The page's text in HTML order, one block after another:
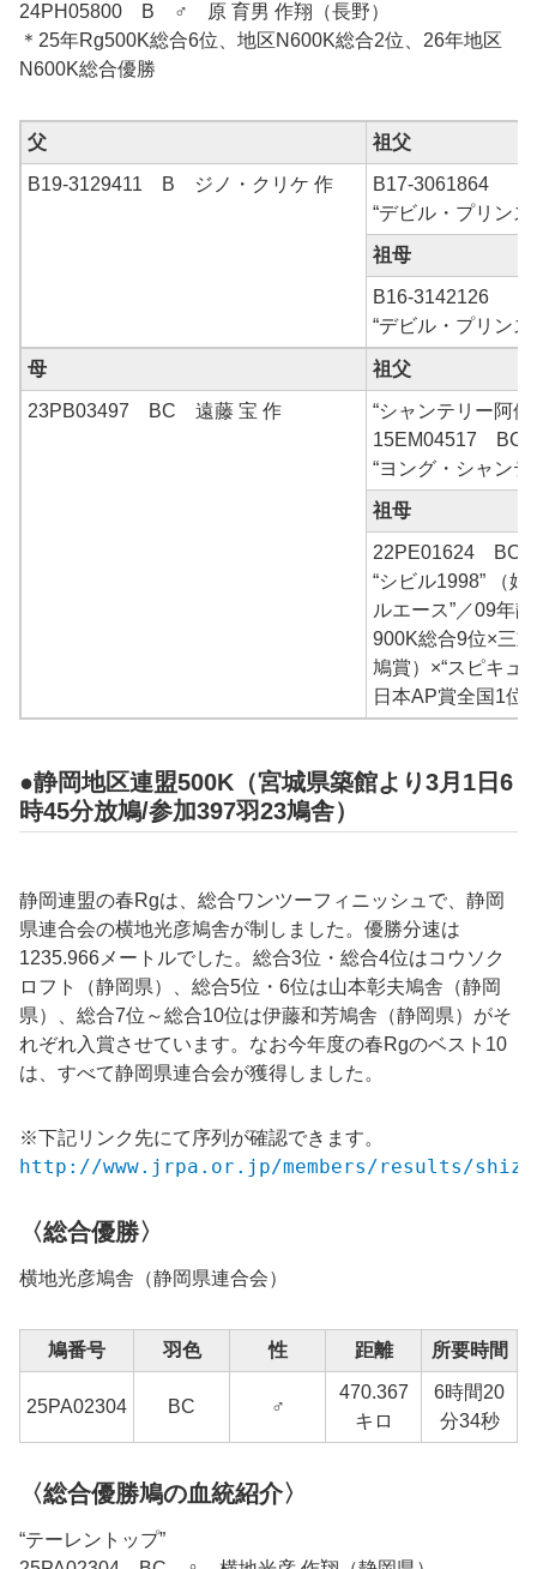
24PH05800 B ♂ 原 育男 作翔（長野）
＊25年Rg500K総合6位、地区N600K総合2位、26年地区
N600K総合優勝
父 祖父
B19-3129411 B ジノ・クリケ 作
B17-3061864
“デビル・プリンス
祖母
B16-3142126
“デビル・プリンス
母 祖父
23PB03497 BC 遠藤 宝 作
“シャンテリー阿修
15EM04517 BC
“ヨング・シャンテ
祖母
22PE01624
“シビル1998” （
ルエース”／09年
900K総合9位×三
鳩賞）×“スピキュ
日本AP賞全国1位
●静岡地区連盟500K（宮城県築館より3月1日6
時45分放鳩/参加397羽23鳩舎）
静岡連盟の春Rgは、総合ワンツーフィニッシュで、静岡
県連合会の横地光彦鳩舎が制しました。優勝分速は
1235.966 メートルでした。総合3位・総合4位はコウソク
ロフト（静岡県）、総合5位・6位は山本彰夫鳩舎（静岡
県）、総合7位～総合10位は伊藤和芳鳩舎（静岡県）がそ
れぞれ入賞させています。なお今年度の春Rgのベスト10
は、すべて静岡県連合会が獲得しました。
※下記リンク先にて序列が確認できます。
http://www.jrpa.or.jp/members/results/
〈総合優勝〉
横地光彦鳩舎（静岡県連合会）
鳩番号 羽色 性 距離 所要時間
25PA02304 BC ♂
470.367
キロ
6時間20
分34秒
〈総合優勝鳩の血統紹介〉
“テーレントップ”